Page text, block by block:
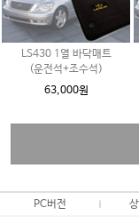
LS430 1열 바닥매트
(운전석+조수석)
63,000원
PC버전